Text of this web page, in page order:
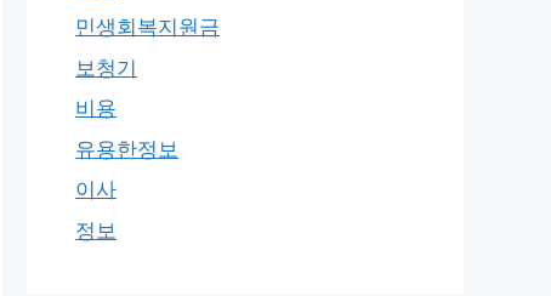
민생회복지원금
보청기
비용
유용한정보
이사
정보